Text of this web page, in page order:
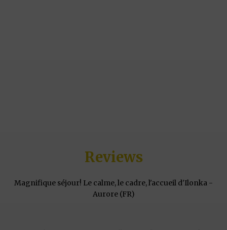
Reviews
Magnifique séjour! Le calme, le cadre, l'accueil d'Ilonka -
Aurore (FR)